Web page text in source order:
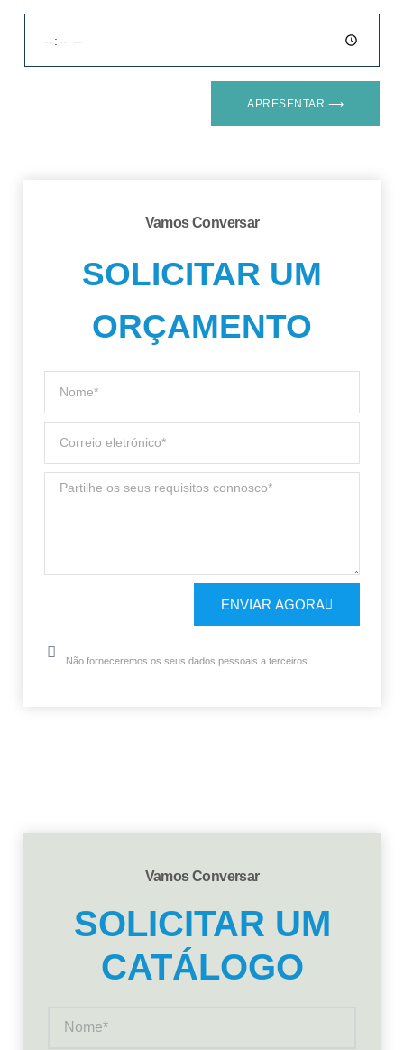
APRESENTAR ⟶
Vamos Conversar
SOLICITAR UM
ORÇAMENTO
ENVIAR AGORA
Não forneceremos os seus dados pessoais a terceiros.
Vamos Conversar
SOLICITAR UM
CATÁLOGO